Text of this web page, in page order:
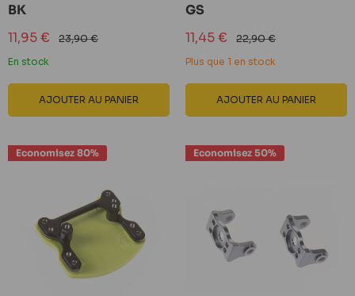
BK
Prix
réduit
11,95 € Prix
normal
23,90 €
En stock
AJOUTER AU PANIER
GS
Prix
réduit
11,45 € Prix
normal
22,90 €
Plus que 1 en stock
AJOUTER AU PANIER
Economisez 80% Economisez 50%